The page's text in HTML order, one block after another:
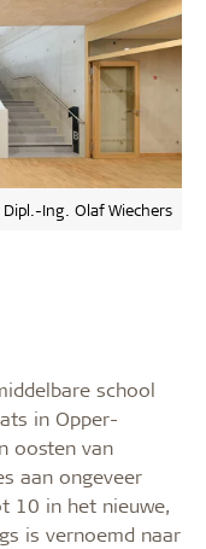
Ing. Olaf Wiechers
school
in Opper-
oosten van
aan ongeveer
10 in het nieuwe,
is vernoemd naar